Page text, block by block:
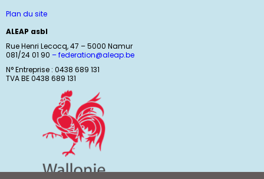
Plan du site
ALEAP asbl
Rue Henri Lecocq, 47 – 5000 Namur
081/24 01 90 –federation@aleap.be
N° Entreprise : 0438 689 131
TVA BE 0438 689 131